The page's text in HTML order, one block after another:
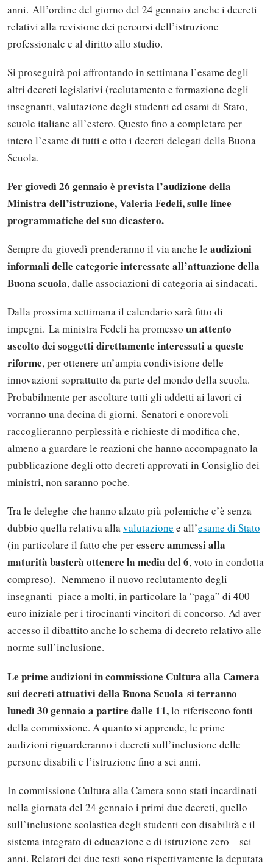
anni. All’ordine del giorno del 24 gennaio anche i decreti
relativi alla revisione dei percorsi dell’istruzione
professionale e al diritto allo studio.
Si proseguirà poi affrontando in settimana l’esame degli
altri decreti legislativi (reclutamento e formazione degli
insegnanti, valutazione degli studenti ed esami di Stato,
scuole italiane all’estero. Questo fino a completare per
intero l’esame di tutti e otto i decreti delegati della Buona
Scuola.
Per giovedì 26 gennaio è prevista l’audizione della
Ministra dell’istruzione, Valeria Fedeli, sulle linee
programmatiche del suo dicastero.
Sempre da giovedì prenderanno il via anche le audizioni
informali delle categorie interessate all’attuazione della
Buona scuola, dalle associazioni di categoria ai sindacati.
Dalla prossima settimana il calendario sarà fitto di
impegni. La ministra Fedeli ha promesso un attento
ascolto dei soggetti direttamente interessati a queste
riforme, per ottenere un’ampia condivisione delle
innovazioni soprattutto da parte del mondo della scuola.
Probabilmente per ascoltare tutti gli addetti ai lavori ci
vorranno una decina di giorni. Senatori e onorevoli
raccoglieranno perplessità e richieste di modifica che,
almeno a guardare le reazioni che hanno accompagnato la
pubblicazione degli otto decreti approvati in Consiglio dei
ministri, non saranno poche.
Tra le deleghe che hanno alzato più polemiche c’è senza
dubbio quella relativa allavalutazione e all’esame di Stato
(in particolare il fatto che per essere ammessi alla
maturità basterà ottenere la media del 6, voto in condotta
compreso). Nemmeno il nuovo reclutamento degli
insegnanti piace a molti, in particolare la “paga” di 400
euro iniziale per i tirocinanti vincitori di concorso. Ad aver
accesso il dibattito anche lo schema di decreto relativo alle
norme sull’inclusione.
Le prime audizioni in commissione Cultura alla Camera
sui decreti attuativi della Buona Scuola si terranno
lunedì 30 gennaio a partire dalle 11,lo riferiscono fonti
della commissione. A quanto si apprende, le prime
audizioni riguarderanno i decreti sull’inclusione delle
persone disabili e l’istruzione fino a sei anni.
In commissione Cultura alla Camera sono stati incardinati
nella giornata del 24 gennaio i primi due decreti, quello
sull’inclusione scolastica degli studenti con disabilità e il
sistema integrato di educazione e di istruzione zero – sei
anni. Relatori dei due testi sono rispettivamente la deputata